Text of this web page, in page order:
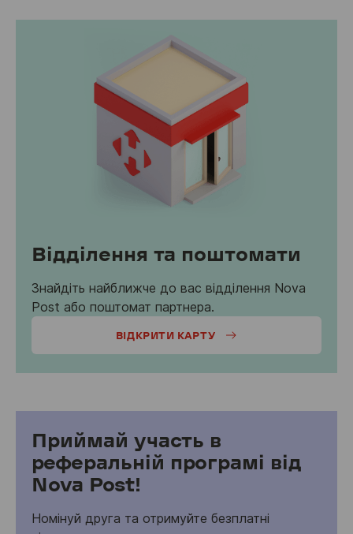
Відділення та поштомати
Знайдіть найближче до вас відділення Nova
Post або поштомат партнера.
ВІДКРИТИ КАРТУ
Приймай участь в
реферальній програмі від
Nova Post!
Номінуй друга та отримуйте безплатні